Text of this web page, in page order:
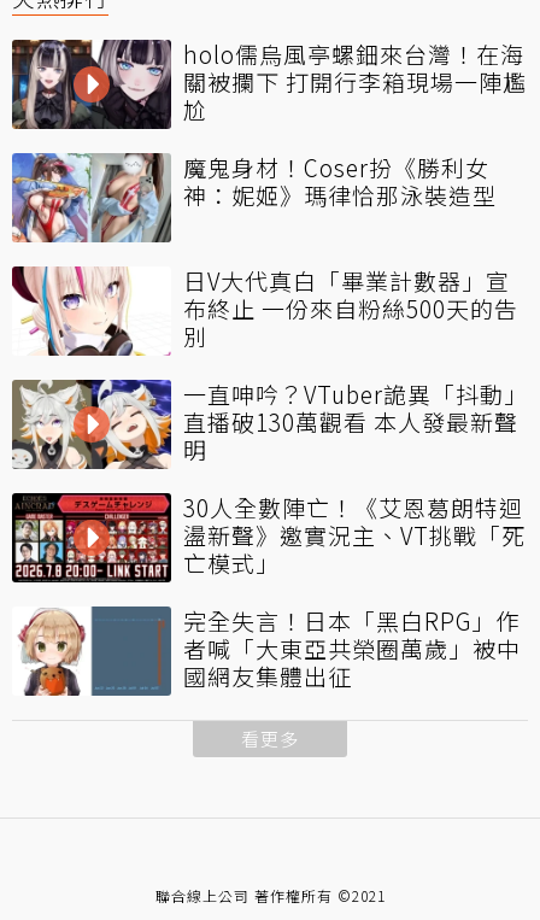
holo儒烏風亭螺鈿來台灣！在海
關被攔下 打開行李箱現場一陣尷
尬
魔鬼身材！Coser扮《勝利女
神：妮姬》瑪律恰那泳裝造型
日V大代真白「畢業計數器」宣
布終止 一份來自粉絲500天的告
別
一直呻吟？VTuber詭異「抖動」
直播破130萬觀看 本人發最新聲
明
30人全數陣亡！《艾恩葛朗特迴
盪新聲》邀實況主、VT挑戰「死
亡模式」
完全失言！日本「黑白RPG」作
者喊「大東亞共榮圈萬歲」被中
國網友集體出征
看更多
聯合線上公司 著作權所有 ©2021